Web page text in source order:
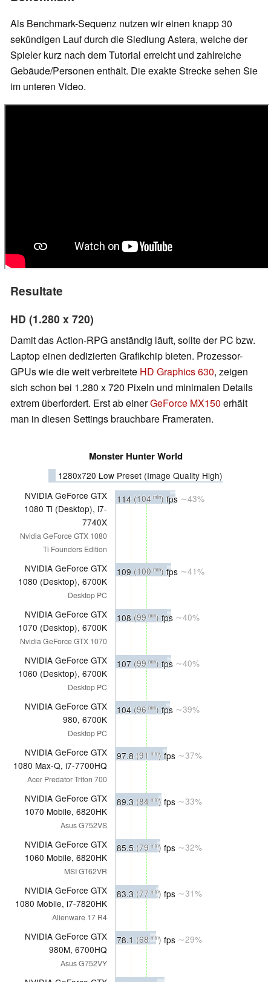
Als Benchmark-Sequenz nutzen wir einen knapp 30
sekündigen Lauf durch die Siedlung Astera, welche der
Spieler kurz nach dem Tutorial erreicht und zahlreiche
Gebäude/Personen enthält. Die exakte Strecke sehen Sie
im unteren Video.
Resultate
HD (1.280 x 720)
Damit das Action-RPG anständig läuft, sollte der PC bzw.
Laptop einen dedizierten Grafikchip bieten. Prozessor-
GPUs wie die weit verbreitete HD Graphics 630, zeigen
sich schon bei 1.280 x 720 Pixeln und minimalen Details
extrem überfordert. Erst ab einerGeForce MX150 erhält
man in diesen Settings brauchbare Frameraten.
Monster Hunter World
1280x720 Low Preset (Image Quality High)
NVIDIA GeForce GTX
1080 Ti (Desktop), i7-
7740X
Nvidia GeForce GTX 1080
Ti Founders Edition
114 (104 min) fps ∼43%
NVIDIA GeForce GTX
1080 (Desktop), 6700K
Desktop PC
109 (100 min) fps ∼41%
NVIDIA GeForce GTX
1070 (Desktop), 6700K
Nvidia GeForce GTX 1070
108 (99 min) fps ∼40%
NVIDIA GeForce GTX
1060 (Desktop), 6700K
Desktop PC
107 (99 min) fps ∼40%
NVIDIA GeForce GTX
980, 6700K
Desktop PC
104 (96 min) fps ∼39%
NVIDIA GeForce GTX
1080 Max-Q, i7-7700HQ
Acer Predator Triton 700
97.8 (91 min)fps ∼37%
NVIDIA GeForce GTX
1070 Mobile, 6820HK
Asus G752VS
89.3 (84 min) fps ∼33%
NVIDIA GeForce GTX
1060 Mobile, 6820HK
MSI GT62VR
85.5 (79 min) fps ∼32%
NVIDIA GeForce GTX
1080 Mobile, i7-7820HK
Alienware 17 R4
83.3 (77 min) fps ∼31%
NVIDIA GeForce GTX
980M, 6700HQ
Asus G752VY
78.1 (68 min) fps ∼29%